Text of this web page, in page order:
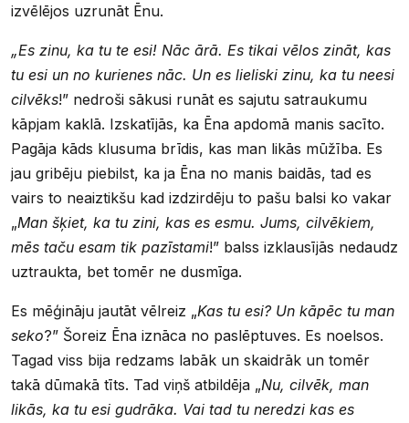
izvēlējos uzrunāt Ēnu.
„Es zinu, ka tu te esi! Nāc ārā. Es tikai vēlos zināt, kas
tu esi un no kurienes nāc. Un es lieliski zinu, ka tu neesi
cilvēks!” nedroši sākusi runāt es sajutu satraukumu
kāpjam kaklā. Izskatījās, ka Ēna apdomā manis sacīto.
Pagāja kāds klusuma brīdis, kas man likās mūžība. Es
jau gribēju piebilst, ka ja Ēna no manis baidās, tad es
vairs to neaiztikšu kad izdzirdēju to pašu balsi ko vakar
„Man šķiet, ka tu zini, kas es esmu. Jums, cilvēkiem,
mēs taču esam tik pazīstami!” balss izklausījās nedaudz
uztraukta, bet tomēr ne dusmīga.
Es mēģināju jautāt vēlreiz „Kas tu esi? Un kāpēc tu man
seko?” Šoreiz Ēna iznāca no paslēptuves. Es noelsos.
Tagad viss bija redzams labāk un skaidrāk un tomēr
takā dūmakā tīts. Tad viņš atbildēja „Nu, cilvēk, man
likās, ka tu esi gudrāka. Vai tad tu neredzi kas es